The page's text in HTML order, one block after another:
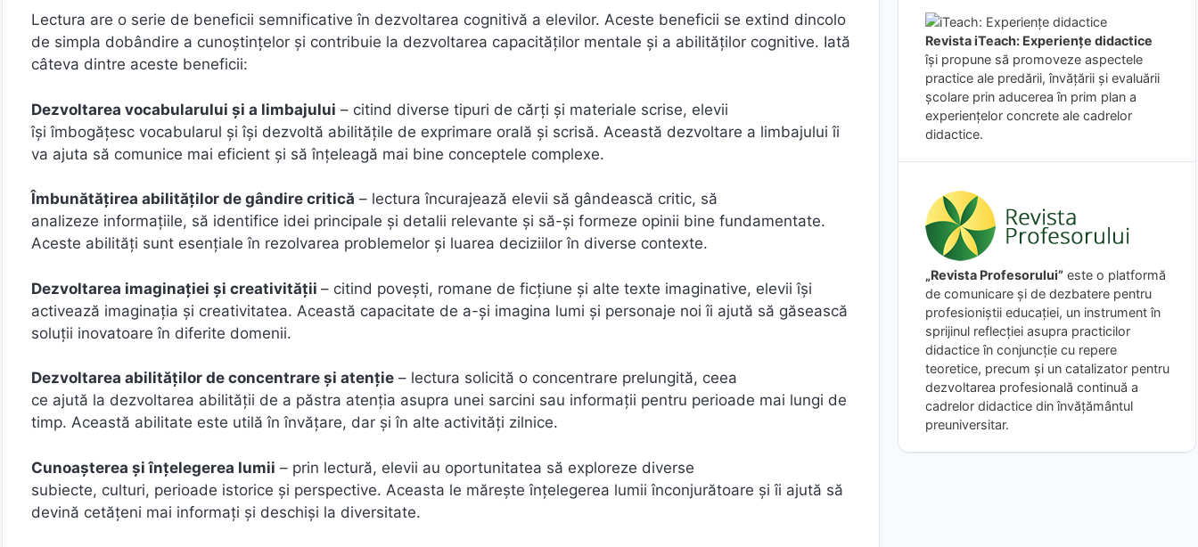
Lectura are o serie de beneficii semnificative în dezvoltarea cognitivă a elevilor. Aceste beneficii se extind dincolo
de simpla dobândire a cunoștințelor și contribuie la dezvoltarea capacităților mentale și a abilităților cognitive. Iată
câteva dintre aceste beneficii:
Dezvoltarea vocabularului și a limbajului – citind diverse tipuri de cărți și materiale scrise, elevii
își îmbogățesc vocabularul și își dezvoltă abilitățile de exprimare orală și scrisă. Această dezvoltare a limbajului îi
va ajuta să comunice mai eficient și să înțeleagă mai bine conceptele complexe.
Îmbunătățirea abilităților de gândire critică – lectura încurajează elevii să gândească critic, să
analizeze informațiile, să identifice idei principale și detalii relevante și să-și formeze opinii bine fundamentate.
Aceste abilități sunt esențiale în rezolvarea problemelor și luarea deciziilor în diverse contexte.
Dezvoltarea imaginației și creativității – citind povești, romane de ficțiune și alte texte imaginative, elevii își
activează imaginația și creativitatea. Această capacitate de a-și imagina lumi și personaje noi îi ajută să găsească
soluții inovatoare în diferite domenii.
Dezvoltarea abilităților de concentrare și atenție – lectura solicită o concentrare prelungită, ceea
ce ajută la dezvoltarea abilității de a păstra atenția asupra unei sarcini sau informații pentru perioade mai lungi de
timp. Această abilitate este utilă în învățare, dar și în alte activități zilnice.
Cunoașterea și înțelegerea lumii – prin lectură, elevii au oportunitatea să exploreze diverse
subiecte, culturi, perioade istorice și perspective. Aceasta le mărește înțelegerea lumii înconjurătoare și îi ajută să
devină cetățeni mai informați și deschiși la diversitate.
Revista iTeach: Experienţe didactice
îşi propune să promoveze aspectele
practice ale predării, învăţării şi evaluării
şcolare prin aducerea în prim plan a
experienţelor concrete ale cadrelor
didactice.
„Revista Profesorului” este o platformă
de comunicare și de dezbatere pentru
profesioniștii educației, un instrument în
sprijinul reflecției asupra practicilor
didactice în conjuncție cu repere
teoretice, precum și un catalizator pentru
dezvoltarea profesională continuă a
cadrelor didactice din învățământul
preuniversitar.